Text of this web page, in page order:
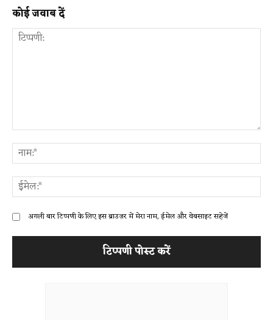
कोई जवाब दें
अगली बार टिप्पणी के लिए इस ब्राउज़र में मेरा नाम, ईमेल और वेबसाइट सहेजें